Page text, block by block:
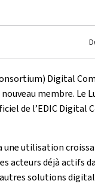
Digital
membre. Le
de l’EDIC Digital
une utilisation
acteurs déjà actifs
solutions